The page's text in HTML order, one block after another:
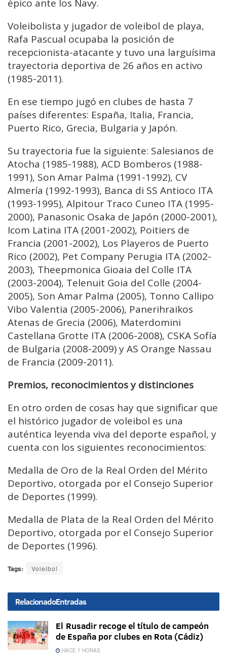
épico ante los Navy.
Voleibolista y jugador de voleibol de playa,
Rafa Pascual ocupaba la posición de
recepcionista-atacante y tuvo una larguísima
trayectoria deportiva de 26 años en activo
(1985-2011).
En ese tiempo jugó en clubes de hasta 7
países diferentes: España, Italia, Francia,
Puerto Rico, Grecia, Bulgaria y Japón.
Su trayectoria fue la siguiente: Salesianos de
Atocha (1985-1988), ACD Bomberos (1988-
1991), Son Amar Palma (1991-1992), CV
Almería (1992-1993), Banca di SS Antioco ITA
(1993-1995), Alpitour Traco Cuneo ITA (1995-
2000), Panasonic Osaka de Japón (2000-2001),
Icom Latina ITA (2001-2002), Poitiers de
Francia (2001-2002), Los Playeros de Puerto
Rico (2002), Pet Company Perugia ITA (2002-
2003), Theepmonica Gioaia del Colle ITA
(2003-2004), Telenuit Goia del Colle (2004-
2005), Son Amar Palma (2005), Tonno Callipo
Vibo Valentia (2005-2006), Panerihraikos
Atenas de Grecia (2006), Materdomini
Castellana Grotte ITA (2006-2008), CSKA Sofía
de Bulgaria (2008-2009) y AS Orange Nassau
de Francia (2009-2011).
Premios, reconocimientos y distinciones
En otro orden de cosas hay que significar que
el histórico jugador de voleibol es una
auténtica leyenda viva del deporte español, y
cuenta con los siguientes reconocimientos:
Medalla de Oro de la Real Orden del Mérito
Deportivo, otorgada por el Consejo Superior
de Deportes (1999).
Medalla de Plata de la Real Orden del Mérito
Deportivo, otorgada por el Consejo Superior
de Deportes (1996).
Tags: Voleibol
RelacionadoEntradas
El Rusadir recoge el título de campeón
de España por clubes en Rota (Cádiz)
HACE 7 HORAS